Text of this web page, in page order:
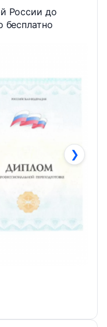
России до
бесплатно
❯